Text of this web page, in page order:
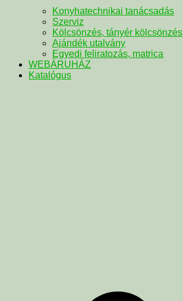
Konyhatechnikai tanácsadás
Szerviz
Kölcsönzés, tányér kölcsönzés
Ajándék utalvány
Egyedi feliratozás, matrica
WEBÁRUHÁZ
Katalógus